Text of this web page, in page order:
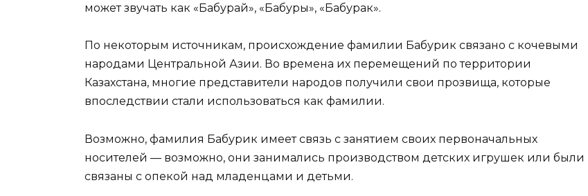
может звучать как «Бабурай», «Бабуры», «Бабурак».
По некоторым источникам, происхождение фамилии Бабурик связано с кочевыми
народами Центральной Азии. Во времена их перемещений по территории
Казахстана, многие представители народов получили свои прозвища, которые
впоследствии стали использоваться как фамилии.
Возможно, фамилия Бабурик имеет связь с занятием своих первоначальных
носителей — возможно, они занимались производством детских игрушек или были
связаны с опекой над младенцами и детьми.